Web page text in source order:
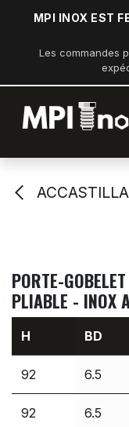
Se rendre au
MPI INOX EST
Les commandes
PORTE-
PLIABLE - INOX
H BD
92 6.5
92 6.5